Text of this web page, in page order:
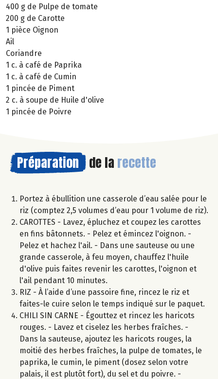
400 g de Pulpe de tomate
200 g de Carotte
1 pièce Oignon
Ail
Coriandre
1 c. à café de Paprika
1 c. à café de Cumin
1 pincée de Piment
2 c. à soupe de Huile d'olive
1 pincée de Poivre
Préparation de la recette
Portez à ébullition une casserole d’eau salée pour le
riz (comptez 2,5 volumes d’eau pour 1 volume de riz).
CAROTTES - Lavez, épluchez et coupez les carottes
en fins bâtonnets. - Pelez et émincez l'oignon. -
Pelez et hachez l'ail. - Dans une sauteuse ou une
grande casserole, à feu moyen, chauffez l'huile
d'olive puis faites revenir les carottes, l'oignon et
l'ail pendant 10 minutes.
RIZ - À l’aide d’une passoire fine, rincez le riz et
faites-le cuire selon le temps indiqué sur le paquet.
CHILI SIN CARNE - Égouttez et rincez les haricots
rouges. - Lavez et ciselez les herbes fraîches. -
Dans la sauteuse, ajoutez les haricots rouges, la
moitié des herbes fraîches, la pulpe de tomates, le
paprika, le cumin, le piment (dosez selon votre
palais, il est plutôt fort), du sel et du poivre. -